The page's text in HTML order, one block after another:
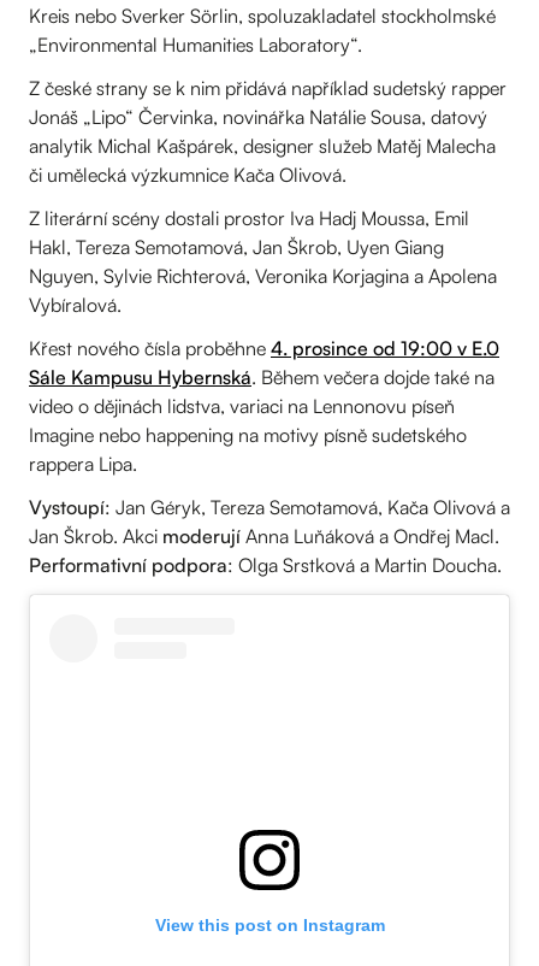
Kreis nebo Sverker Sörlin, spoluzakladatel stockholmské
„Environmental Humanities Laboratory“.
Z české strany se k nim přidává například sudetský rapper
Jonáš „Lipo“ Červinka, novinářka Natálie Sousa, datový
analytik Michal Kašpárek, designer služeb Matěj Malecha
či umělecká výzkumnice Kača Olivová.
Z literární scény dostali prostor Iva Hadj Moussa, Emil
Hakl, Tereza Semotamová, Jan Škrob, Uyen Giang
Nguyen, Sylvie Richterová, Veronika Korjagina a Apolena
Vybíralová.
Křest nového čísla proběhne 4. prosince od 19:00 v E.0
Sále Kampusu Hybernská. Během večera dojde také na
video o dějinách lidstva, variaci na Lennonovu píseň
Imagine nebo happening na motivy písně sudetského
rappera Lipa.
Vystoupí: Jan Géryk, Tereza Semotamová, Kača Olivová a
Jan Škrob. Akci moderují Anna Luňáková a Ondřej Macl.
Performativní podpora: Olga Srstková a Martin Doucha.
View this post on Instagram